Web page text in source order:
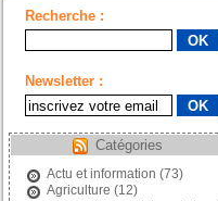
Recherche :
Newsletter :
Catégories
Actu et information (73)
Agriculture (12)